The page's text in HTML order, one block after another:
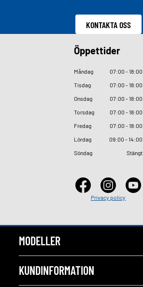
KONTAKTA OSS
Öppettider
Måndag 07:00 - 18:00
Tisdag
07:00 - 18:00
Onsdag
07:00 - 18:00
Torsdag
07:00 - 18:00
Fredag
07:00 - 18:00
Lördag
09:00 - 14:00
Söndag
Stängt
Privacy policy
MODELLER
KUNDINFORMATION